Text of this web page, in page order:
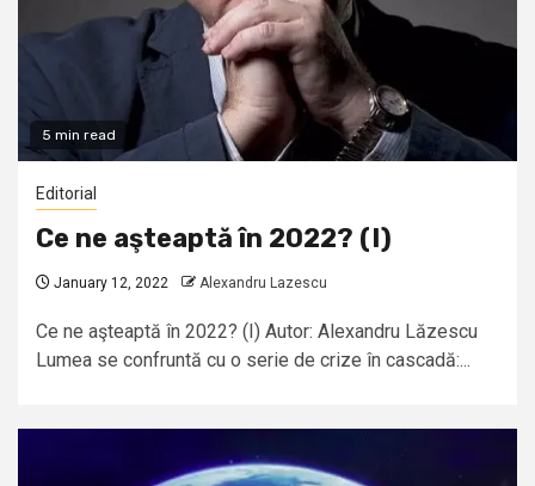
5 min read
Editorial
Ce ne aşteaptă în 2022? (I)
January 12, 2022 Alexandru Lazescu
Ce ne aşteaptă în 2022? (I) Autor: Alexandru Lăzescu
Lumea se confruntă cu o serie de crize în cascadă:...